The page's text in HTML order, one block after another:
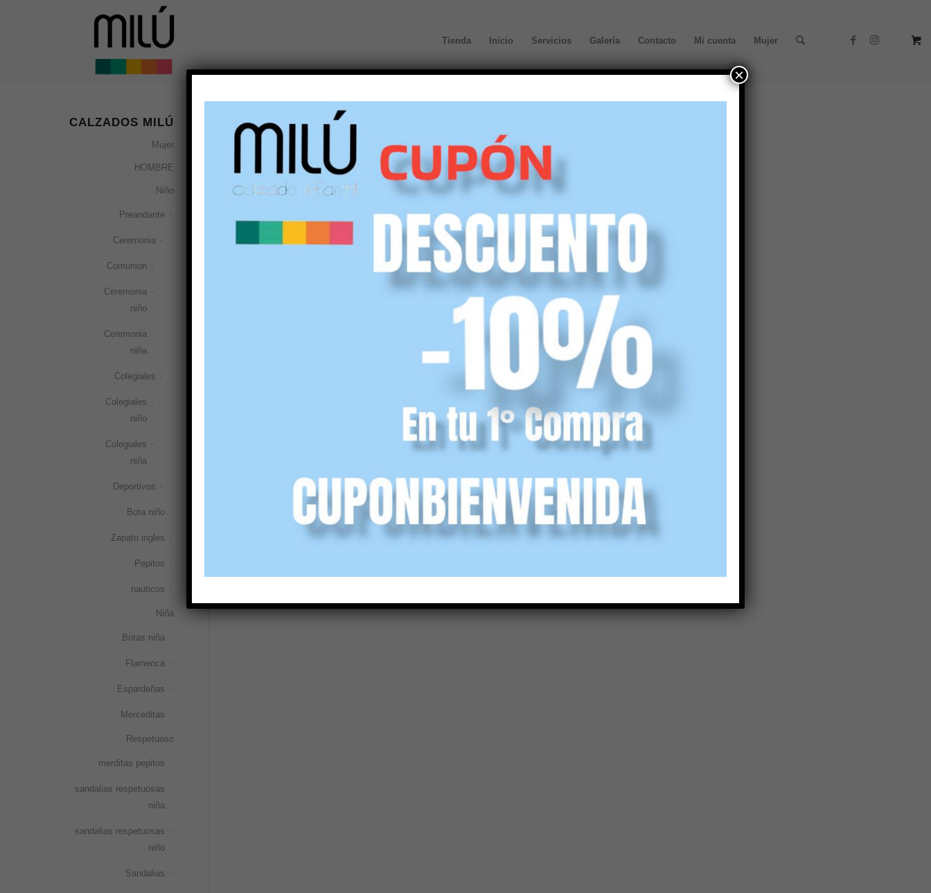
Tienda Inicio Servicios Galería Contacto Mi cuenta Mujer
Ordenar por Por defecto
CALZADOS MILÚ
Mujer
HOMBRE
Niño
Preandante
Ceremonia
Comunion
Ceremonia
niño
Ceremonia
niña
Colegiales
Colegiales
niño
Colegiales
niña
Deportivos
Bota niño
Zapato ingles
Pepitos
nauticos
Niña
Botas niña
Flamenca
Espardeñas
Merceditas
Respetuoso
merditas pepitos
sandalias respetuosas
niña
sandalias respetuosas
niño
Sandalias
×